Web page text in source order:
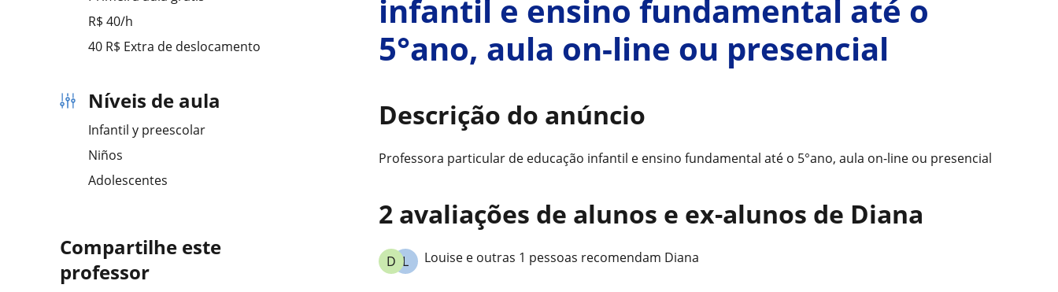
R$ 40/h
40 R$ Extra de deslocamento
Níveis de aula
Infantil y preescolar
Niños
Adolescentes
Compartilhe este
professor
infantil e ensino fundamental até o
5°ano, aula on-line ou presencial
Descrição do anúncio
Professora particular de educação infantil e ensino fundamental até o 5°ano, aula on-line ou presencial
2 avaliações de alunos e ex-alunos de Diana
L
D Louise e outras 1 pessoas recomendam Diana